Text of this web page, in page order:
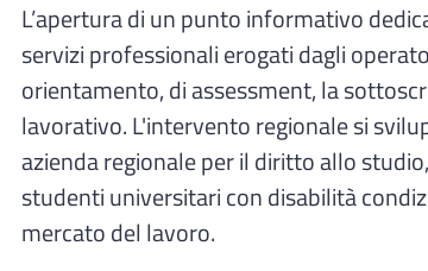
L’apertura di un punto informativo
servizi professionali erogati dagli
orientamento, di assessment, la
lavorativo. L'intervento regionale si
azienda regionale per il diritto allo
studenti universitari con disabilità
mercato del lavoro.